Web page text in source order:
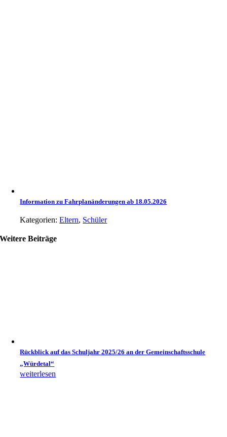
Information zu Fahrplanänderungen ab 18.05.2026
Kategorien:Eltern, Schüler
Weitere Beiträge
Rückblick auf das Schuljahr 2025/26 an der Gemeinschaftsschule
„Würdetal“
weiterlesen